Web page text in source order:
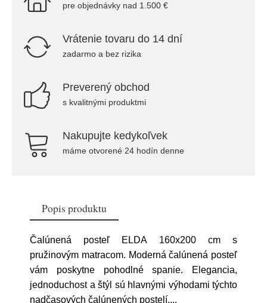
pre objednávky nad 1.500 €
Vrátenie tovaru do 14 dní
zadarmo a bez rizika
Preverený obchod
s kvalitnými produktmi
Nakupujte kedykoľvek
máme otvorené 24 hodín denne
Popis produktu
Čalúnená posteľ ELDA 160x200 cm s
pružinovým matracom. Moderná čalúnená posteľ
vám poskytne pohodlné spanie. Elegancia,
jednoduchost a štýl sú hlavnými výhodami týchto
nadčasových čalúnených postelí....